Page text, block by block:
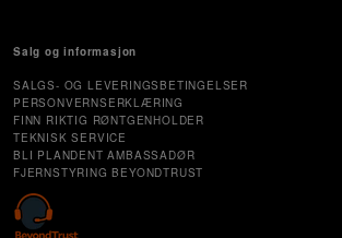
Salg og informasjon
SALGS- OG LEVERINGSBETINGELSER
PERSONVERNSERKLÆRING
FINN RIKTIG RØNTGENHOLDER
TEKNISK SERVICE
BLI PLANDENT AMBASSADØR
FJERNSTYRING BEYONDTRUST